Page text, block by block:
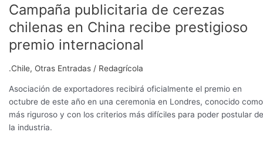
Campaña publicitaria de cerezas
chilenas en China recibe prestigioso
premio internacional
.Chile, Otras Entradas / Redagrícola
Asociación de exportadores recibirá oficialmente el premio en
octubre de este año en una ceremonia en Londres, conocido
más riguroso y con los criterios más difíciles para poder postular de
la industria.